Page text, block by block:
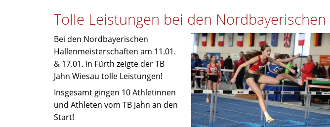
Tolle Leistungen bei den
Bei den Nordbayerischen
Hallenmeisterschaften am 11.01.
& 17.01. in Fürth zeigte der TB
Jahn Wiesau tolle Leistungen!
Insgesamt gingen 10 Athletinnen
und Athleten vom TB Jahn an den
Start!